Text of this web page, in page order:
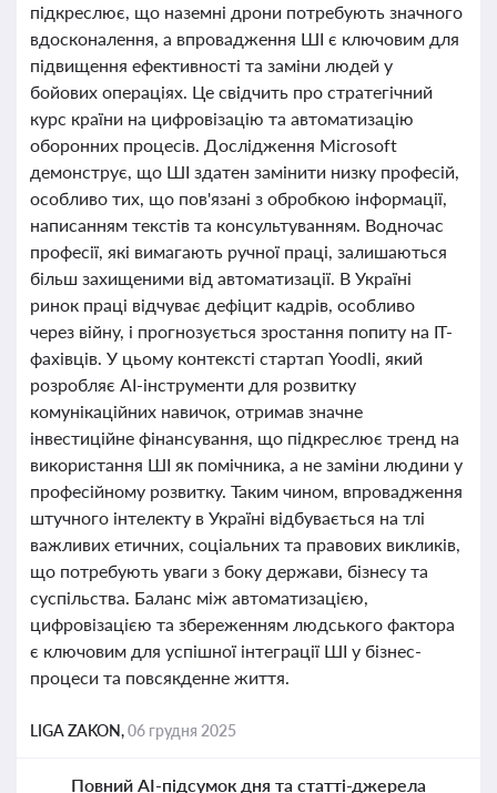
підкреслює, що наземні дрони потребують значного
вдосконалення, а впровадження ШІ є ключовим для
підвищення ефективності та заміни людей у
бойових операціях. Це свідчить про стратегічний
курс країни на цифровізацію та автоматизацію
оборонних процесів. Дослідження Microsoft
демонструє, що ШІ здатен замінити низку професій,
особливо тих, що пов'язані з обробкою інформації,
написанням текстів та консультуванням. Водночас
професії, які вимагають ручної праці, залишаються
більш захищеними від автоматизації. В Україні
ринок праці відчуває дефіцит кадрів, особливо
через війну, і прогнозується зростання попиту на IT-
фахівців. У цьому контексті стартап Yoodli, який
розробляє AI-інструменти для розвитку
комунікаційних навичок, отримав значне
інвестиційне фінансування, що підкреслює тренд на
використання ШІ як помічника, а не заміни людини у
професійному розвитку. Таким чином, впровадження
штучного інтелекту в Україні відбувається на тлі
важливих етичних, соціальних та правових викликів,
що потребують уваги з боку держави, бізнесу та
суспільства. Баланс між автоматизацією,
цифровізацією та збереженням людського фактора
є ключовим для успішної інтеграції ШІ у бізнес-
процеси та повсякденне життя.
LIGA ZAKON,06 грудня 2025
Повний AI-підсумок дня та статті-джерела